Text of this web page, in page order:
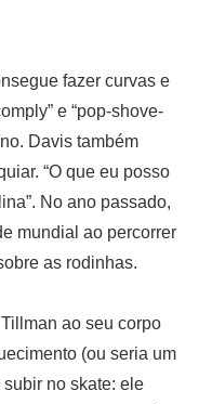
fazer curvas e
e “pop-shove-
Davis também
“O que eu posso
No ano passado,
mundial ao percorrer
as rodinhas.
ao seu corpo
(ou seria um
no skate: ele